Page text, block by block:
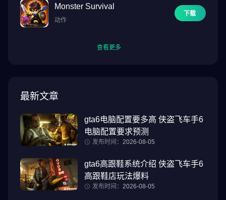
Monster Survival
动作
下载
查看更多
最新文章
gta6电脑配置要多高 侠盗飞车手6
电脑配置要求预测
发布时间： 2026-08-05
gta6高跟鞋系统介绍 侠盗飞车手6
高跟鞋店玩法爆料
发布时间： 2026-08-05